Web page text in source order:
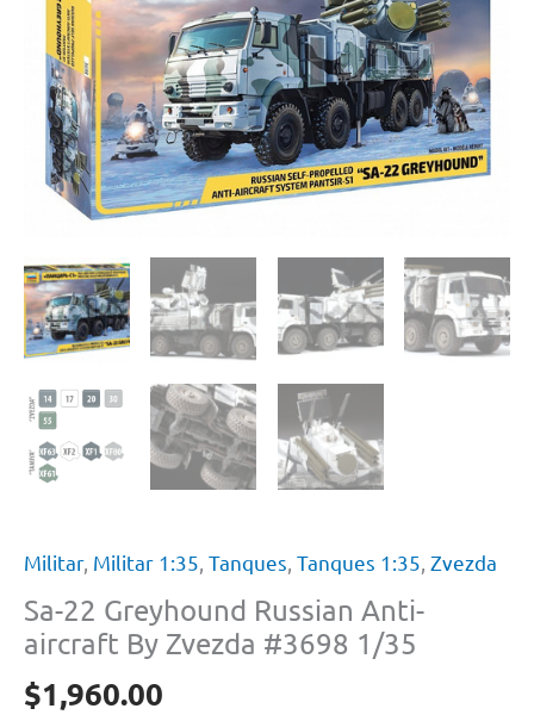
Militar, Militar 1:35, Tanques, Tanques 1:35, Zvezda
Sa-22 Greyhound Russian Anti-
aircraft By Zvezda #3698 1/35
$1,960.00